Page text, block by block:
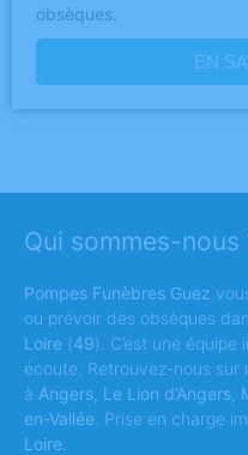
obsèques.
EN
Qui sommes-nous
Pompes Funèbres Guez
ou prévoir des obsèques
Loire (49). C’est une
écoute. Retrouvez-nous sur
à Angers Le Lion d’Angers
en-Vallée . Prise en charge
Loire